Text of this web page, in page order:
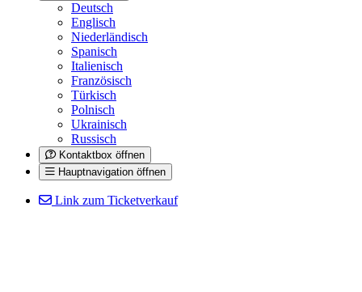
Deutsch
Englisch
Niederländisch
Spanisch
Italienisch
Französisch
Türkisch
Polnisch
Ukrainisch
Russisch
Kontaktbox öffnen
Hauptnavigation öffnen
Link zum Ticketverkauf